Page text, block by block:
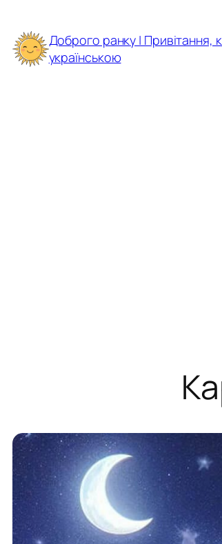
до
вмісту
Доброго ранку | Привітання,
українською